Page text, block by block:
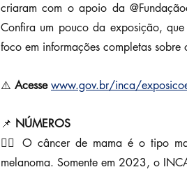
criaram com o apoio da
Confira um pouco da exposição,
foco em informações completas
⚠️ Acesse www.gov.br/inca/
📌 NÚMEROS
👉🏼 O câncer de mama é o tipo
melanoma. Somente em 2023, o